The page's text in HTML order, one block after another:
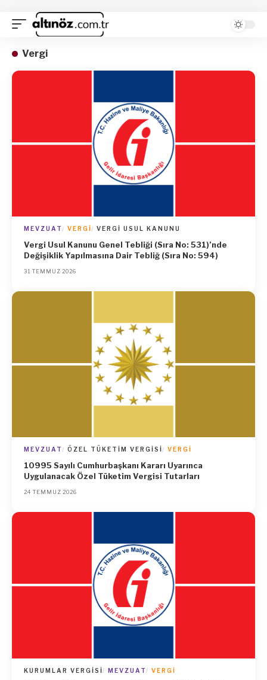
Vergi
MEVZUAT VERGI VERGI USUL KANUNU
Vergi Usul Kanunu Genel Tebliği (Sıra No: 531)’nde
Değişiklik Yapılmasına Dair Tebliğ (Sıra No: 594)
31 TEMMUZ 2026
MEVZUAT ÖZEL TÜKETIM VERGISI VERGI
10995 Sayılı Cumhurbaşkanı Kararı Uyarınca
Uygulanacak Özel Tüketim Vergisi Tutarları
24 TEMMUZ 2026
KURUMLAR VERGISI MEVZUAT VERGI